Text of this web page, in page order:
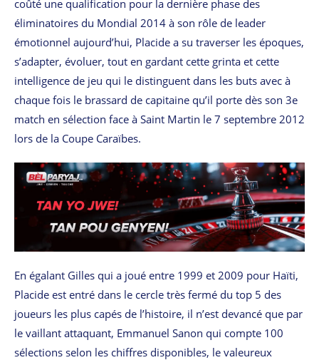
coûté une qualification pour la dernière phase des
éliminatoires du Mondial 2014 à son rôle de leader
émotionnel aujourd’hui, Placide a su traverser les époques,
s’adapter, évoluer, tout en gardant cette grinta et cette
intelligence de jeu qui le distinguent dans les buts avec à
chaque fois le brassard de capitaine qu’il porte dès son 3e
match en sélection face à Saint Martin le 7 septembre 2012
lors de la Coupe Caraïbes.
En égalant Gilles qui a joué entre 1999 et 2009 pour Haïti,
Placide est entré dans le cercle très fermé du top 5 des
joueurs les plus capés de l’histoire, il n’est devancé que par
le vaillant attaquant, Emmanuel Sanon qui compte 100
sélections selon les chiffres disponibles, le valeureux